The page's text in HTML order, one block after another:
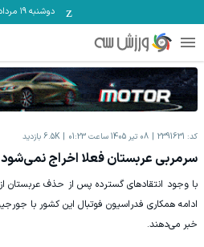
دوشنبه ۱۹ مرداد
کد: 2391631 08 تیر 1405 ساعت 01:23 6.5K بازدید
سرمربی عربستان فعلا اخراج نمی‌شود
خبر می‌دهند.